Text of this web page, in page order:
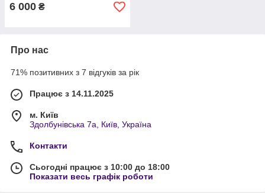
6 000 ₴
Про нас
71% позитивних з 7 відгуків за рік
Працює з 14.11.2025
м. Київ
Здолбунівська 7а, Київ, Україна
Контакти
Сьогодні працює з 10:00 до 18:00
Показати весь графік роботи